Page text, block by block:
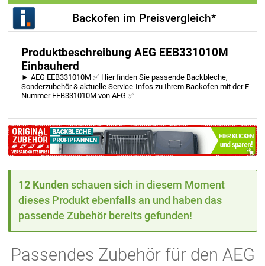
Backofen im Preisvergleich*
Produktbeschreibung AEG EEB331010M
Einbauherd
► AEG EEB331010M ✅ Hier finden Sie passende Backbleche,
Sonderzubehör & aktuelle Service-Infos zu Ihrem Backofen mit der E-
Nummer EEB331010M von AEG ✅
12 Kunden schauen sich in diesem Moment
dieses Produkt ebenfalls an und haben das
passende Zubehör bereits gefunden!
Passendes Zubehör für den AEG